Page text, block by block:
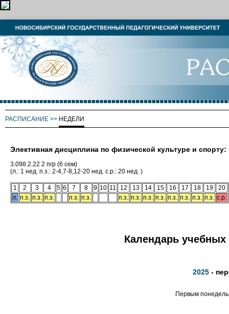
РАСПИСАНИЕ >> НЕДЕЛИ
Элективная дисциплина по физической культуре и
3.098.2.22 2 пгр (6 сем)
(л.: 1 нед. п.з.: 2-4,7-8,12-20 нед. с.р.: 20 нед. )
1 2 3 4 5 6 7 8 9 10 11 12 13 14 15 16 17 18 19
20
л. п.з. п.з. п.з. п.з. п.з. п.з. п.з. п.з. п.з. п.з. п.з. п.з. п.з. с.р.
Календарь учебных
2025 -
Первым